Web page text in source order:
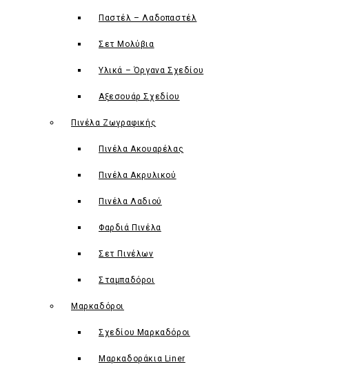
Παστέλ – Λαδοπαστέλ
Σετ Μολύβια
Υλικά – Όργανα Σχεδίου
Αξεσουάρ Σχεδίου
Πινέλα Ζωγραφικής
Πινέλα Ακουαρέλας
Πινέλα Ακρυλικού
Πινέλα Λαδιού
Φαρδιά Πινέλα
Σετ Πινέλων
Σταμπαδόροι
Μαρκαδόροι
Σχεδίου Μαρκαδόροι
Μαρκαδοράκια Liner